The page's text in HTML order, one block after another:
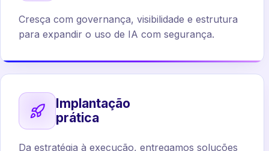
Cresça com governança, visibilidade e estrutura
para expandir o uso de IA com segurança.
Implantação
prática
Da estratégia à execução, entregamos soluções